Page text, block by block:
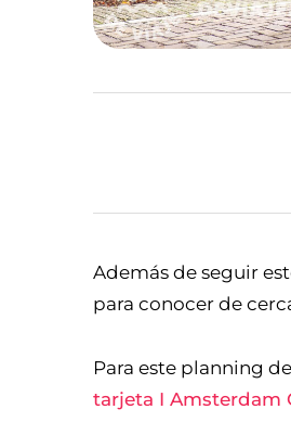
Además de seguir
para conocer de
Para este planning
tarjeta I Amsterdam